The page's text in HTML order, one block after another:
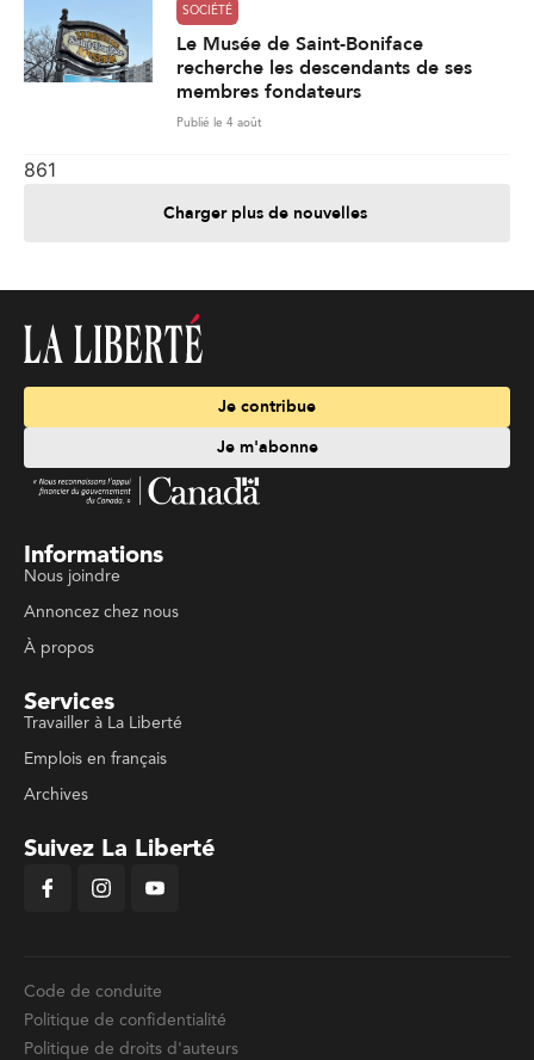
SOCIÉTÉ
Le Musée de Saint-Boniface
recherche les descendants de ses
membres fondateurs
Publié le 4 août
861
Charger plus de nouvelles
Je contribue
Je m'abonne
Informations
Nous joindre
Annoncez chez nous
À propos
Services
Travailler à La Liberté
Emplois en français
Archives
Suivez La Liberté
Code de conduite
Politique de confidentialité
Politique de droits d'auteurs